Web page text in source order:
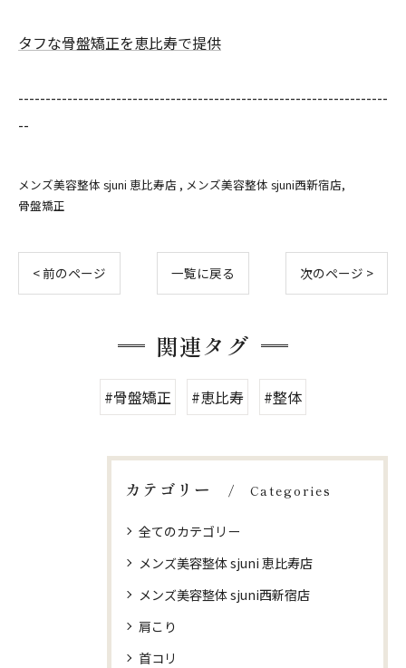
タフな骨盤矯正を恵比寿で提供
--------------------------------------------------------------------
--
メンズ美容整体 sjuni 恵比寿店
メンズ美容整体 sjuni西新宿店
骨盤矯正
< 前のページ 一覧に戻る 次のページ >
関連タグ
#骨盤矯正 #恵比寿 #整体
カテゴリー Categories
全てのカテゴリー
メンズ美容整体 sjuni 恵比寿店
メンズ美容整体 sjuni西新宿店
肩こり
首コリ